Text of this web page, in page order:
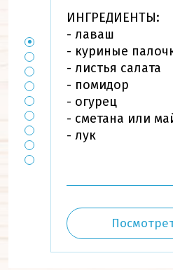
ИНГРЕДИЕНТЫ:
- лаваш
- куриные
- листья салата
- помидор
- огурец
- сметана или
- лук